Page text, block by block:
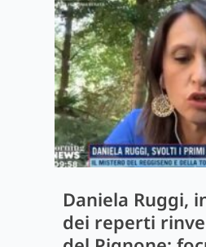
Daniela Ruggi,
dei reperti